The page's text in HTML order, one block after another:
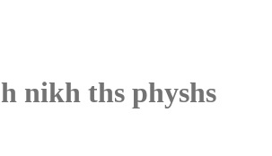
h nikh ths physhs